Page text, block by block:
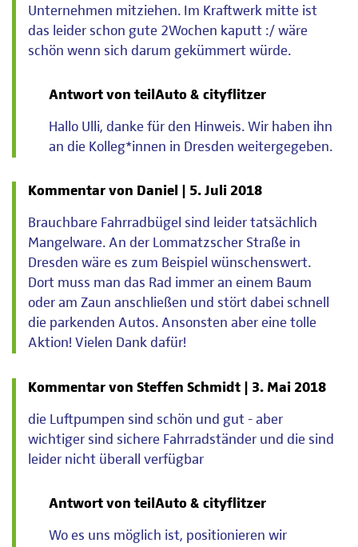
Unternehmen mitziehen. Im Kraftwerk mitte ist
das leider schon gute 2Wochen kaputt :/ wäre
schön wenn sich darum gekümmert würde.
Antwort von teilAuto & cityflitzer
Hallo Ulli, danke für den Hinweis. Wir haben ihn
an die Kolleg*innen in Dresden weitergegeben.
Kommentar von Daniel | 5. Juli 2018
Brauchbare Fahrradbügel sind leider tatsächlich
Mangelware. An der Lommatzscher Straße in
Dresden wäre es zum Beispiel wünschenswert.
Dort muss man das Rad immer an einem Baum
oder am Zaun anschließen und stört dabei schnell
die parkenden Autos. Ansonsten aber eine tolle
Aktion! Vielen Dank dafür!
Kommentar von Steffen Schmidt | 3. Mai 2018
die Luftpumpen sind schön und gut - aber
wichtiger sind sichere Fahrradständer und die sind
leider nicht überall verfügbar
Antwort von teilAuto & cityflitzer
Wo es uns möglich ist, positionieren wir